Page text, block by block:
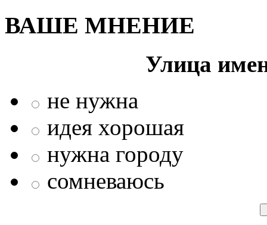
ВАШЕ МНЕНИЕ
Улица
не нужна
идея хорошая
нужна городу
сомневаюсь